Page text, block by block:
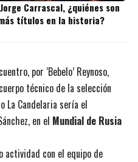
Carrascal, ¿quiénes son
títulos en la historia?
por ‘Bebelo’ Reynoso,
técnico de la selección
La Candelaria sería el
en el Mundial de Rusia
actividad con el equipo de